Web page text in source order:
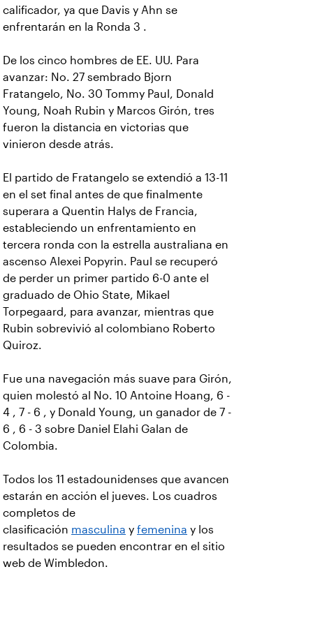
calificador, ya que Davis y Ahn se
enfrentarán en la Ronda 3 .
De los cinco hombres de EE. UU. Para
avanzar: No. 27 sembrado Bjorn
Fratangelo, No. 30 Tommy Paul, Donald
Young, Noah Rubin y Marcos Girón, tres
fueron la distancia en victorias que
vinieron desde atrás.
El partido de Fratangelo se extendió a 13-11
en el set final antes de que finalmente
superara a Quentin Halys de Francia,
estableciendo un enfrentamiento en
tercera ronda con la estrella australiana en
ascenso Alexei Popyrin. Paul se recuperó
de perder un primer partido 6-0 ante el
graduado de Ohio State, Mikael
Torpegaard, para avanzar, mientras que
Rubin sobrevivió al colombiano Roberto
Quiroz.
Fue una navegación más suave para Girón,
quien molestó al No. 10 Antoine Hoang, 6 -
4 , 7 - 6 , y Donald Young, un ganador de 7 -
6 , 6 - 3 sobre Daniel Elahi Galan de
Colombia.
Todos los 11 estadounidenses que avancen
estarán en acción el jueves. Los cuadros
completos de
clasificación masculina y femenina y los
resultados se pueden encontrar en el sitio
web de Wimbledon.